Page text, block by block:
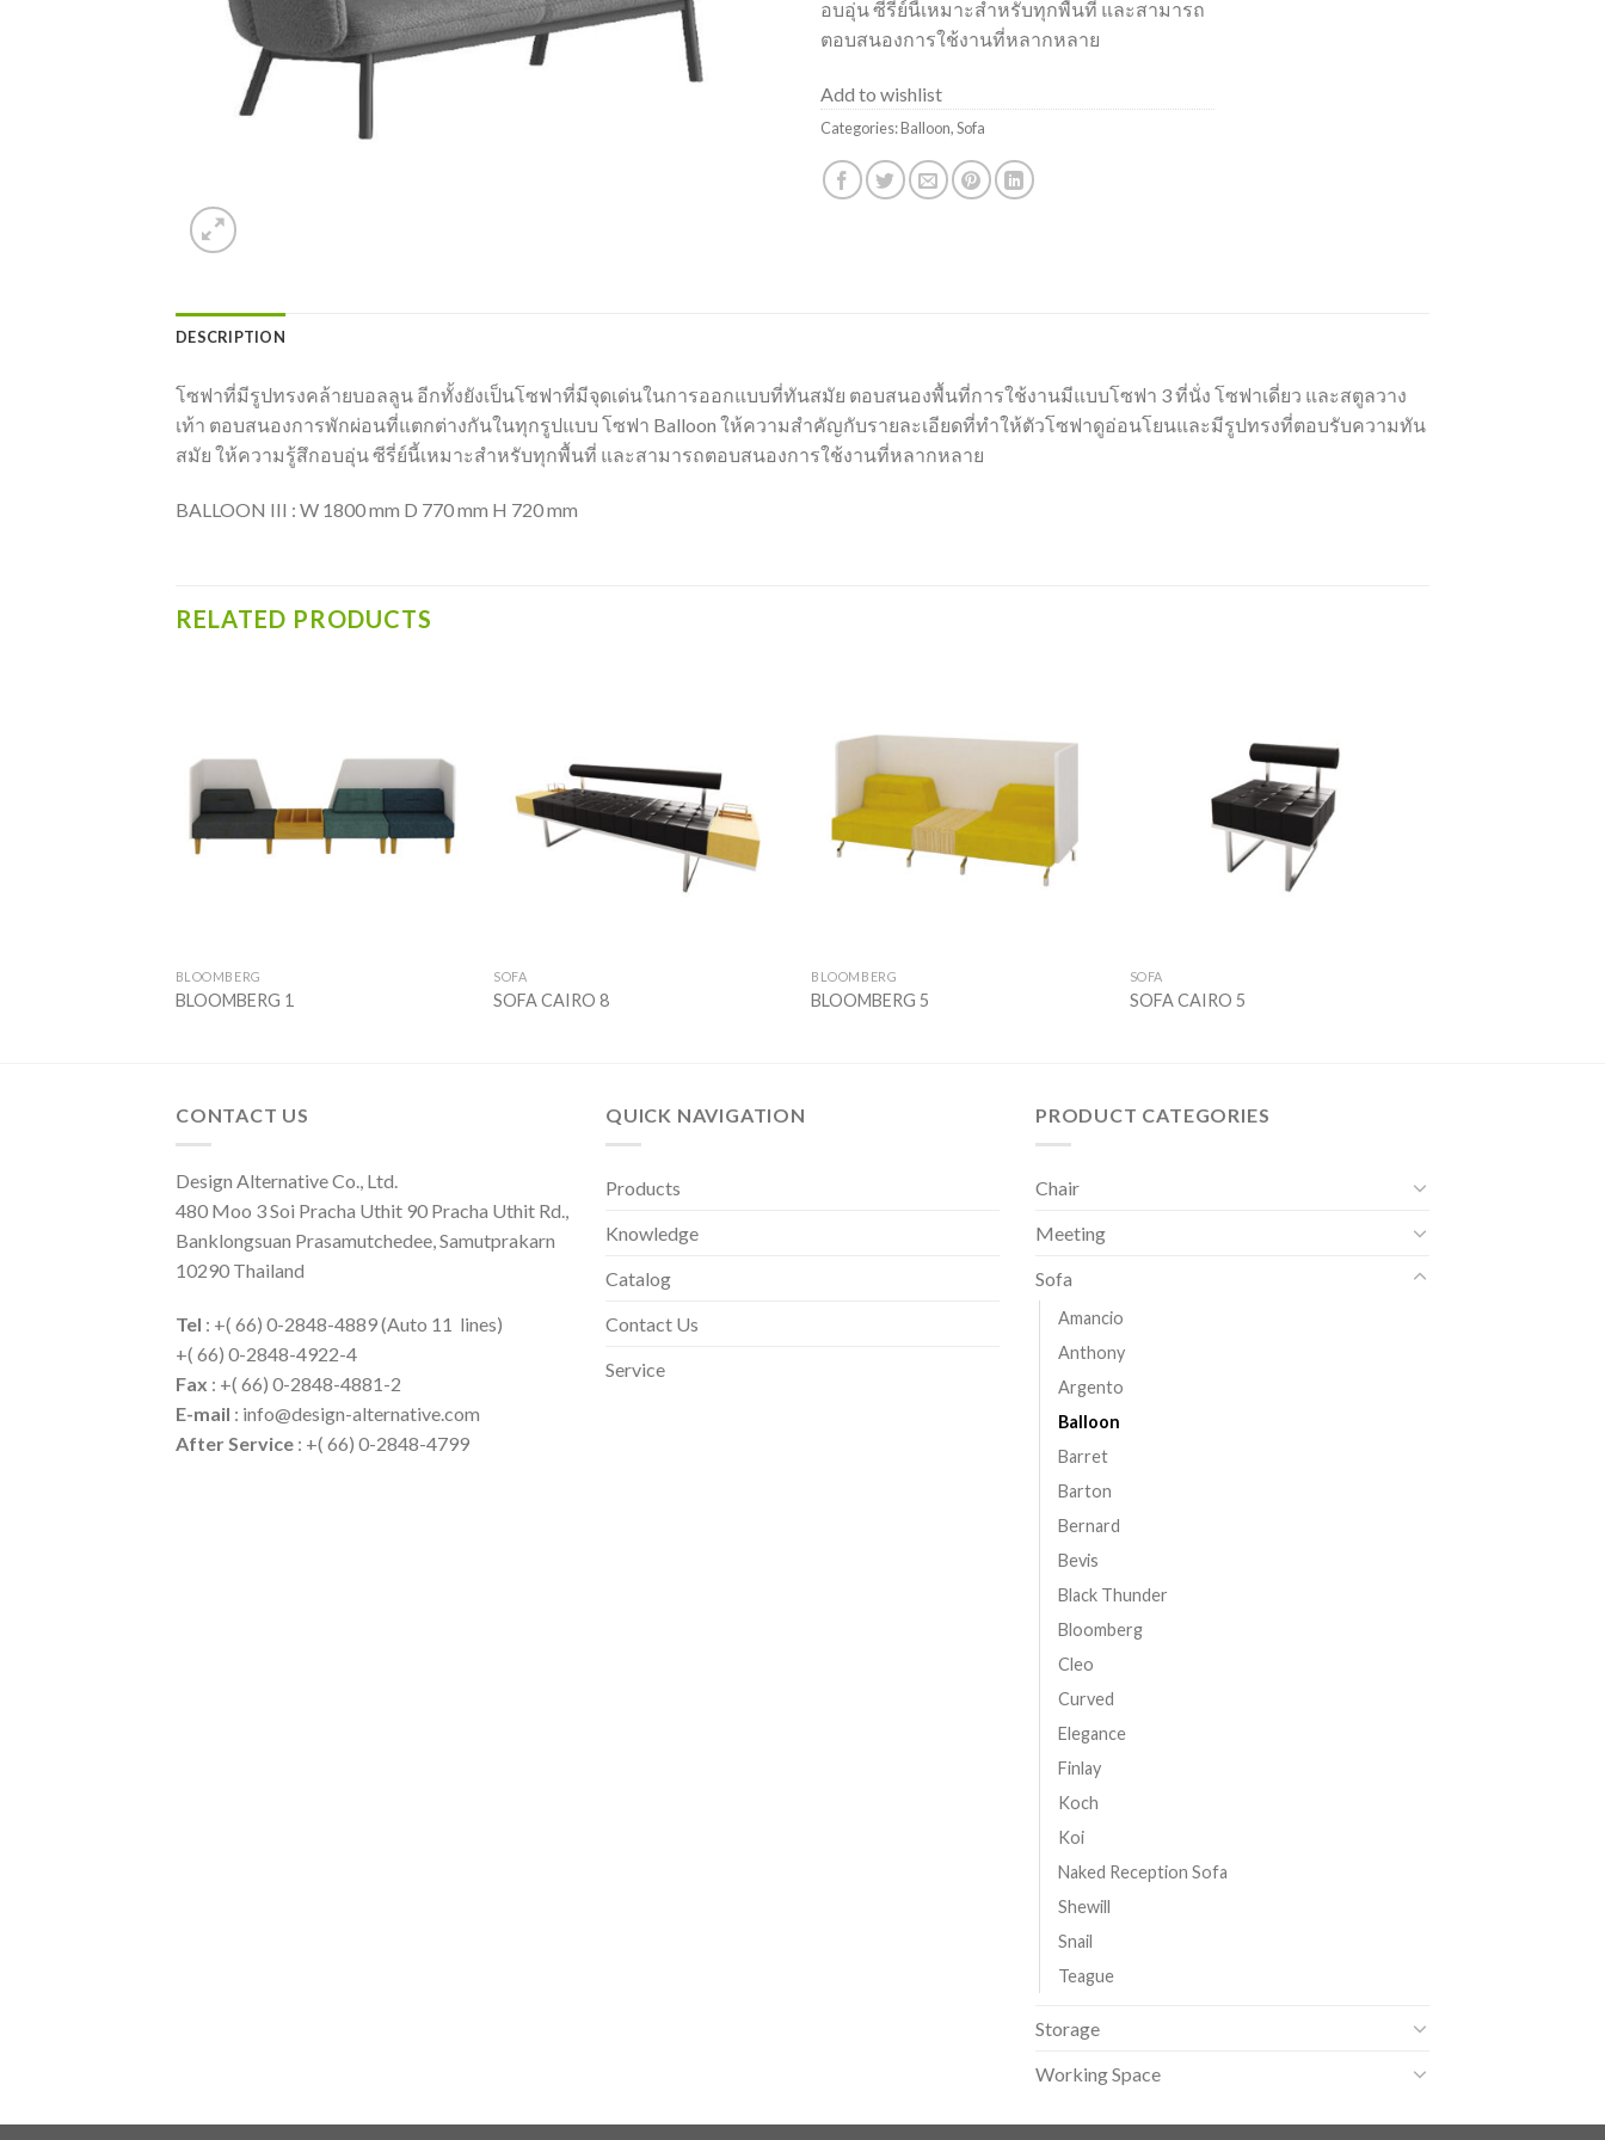
อบอุ่น ซีรี่ย์นี้เหมาะสำหรับทุกพื้นที่ และสามารถ
ตอบสนองการใช้งานที่หลากหลาย
Add to wishlist
Categories:Balloon,Sofa
DESCRIPTION
โซฟาที่มีรูปทรงคล้ายบอลลูน อีกทั้งยังเป็นโซฟาที่มีจุดเด่นในการออกแบบที่ทันสมัย ตอบสนองพื้นที่การใช้งานมีแบบโซฟา 3 ที่นั่ง โซฟาเดี่ยว และสตูลวาง
เท้า ตอบสนองการพักผ่อนที่แตกต่างกันในทุกรูปแบบ โซฟา Balloon ให้ความสำคัญกับรายละเอียดที่ทำให้ตัวโซฟาดูอ่อนโยนและมีรูปทรงที่ตอบรับความทัน
สมัย ให้ความรู้สึกอบอุ่น ซีรี่ย์นี้เหมาะสำหรับทุกพื้นที่ และสามารถตอบสนองการใช้งานที่หลากหลาย
BALLOON III : W 1800 mm D 770 mm H 720 mm
RELATED PRODUCTS
BLOOMBERG
BLOOMBERG 1
SOFA
SOFA CAIRO 8
wishlist
BLOOMBERG
BLOOMBERG 5
SOFA
SOFA CAIRO 5
CONTACT US
Design Alternative Co., Ltd.
480 Moo 3 Soi Pracha Uthit 90 Pracha Uthit Rd.,
Banklongsuan Prasamutchedee, Samutprakarn
10290 Thailand
Tel : +( 66) 0-2848-4889 (Auto 11 lines)
+( 66) 0-2848-4922-4
Fax : +( 66) 0-2848-4881-2
E-mail : info@design-alternative.com
After Service : +( 66) 0-2848-4799
QUICK NAVIGATION
Products
Knowledge
Catalog
Contact Us
Service
PRODUCT CATEGORIES
Chair
Meeting
Sofa
Amancio
Anthony
Argento
Balloon
Barret
Barton
Bernard
Bevis
Black Thunder
Bloomberg
Cleo
Curved
Elegance
Finlay
Koch
Koi
Naked Reception Sofa
Shewill
Snail
Teague
Storage
Working Space